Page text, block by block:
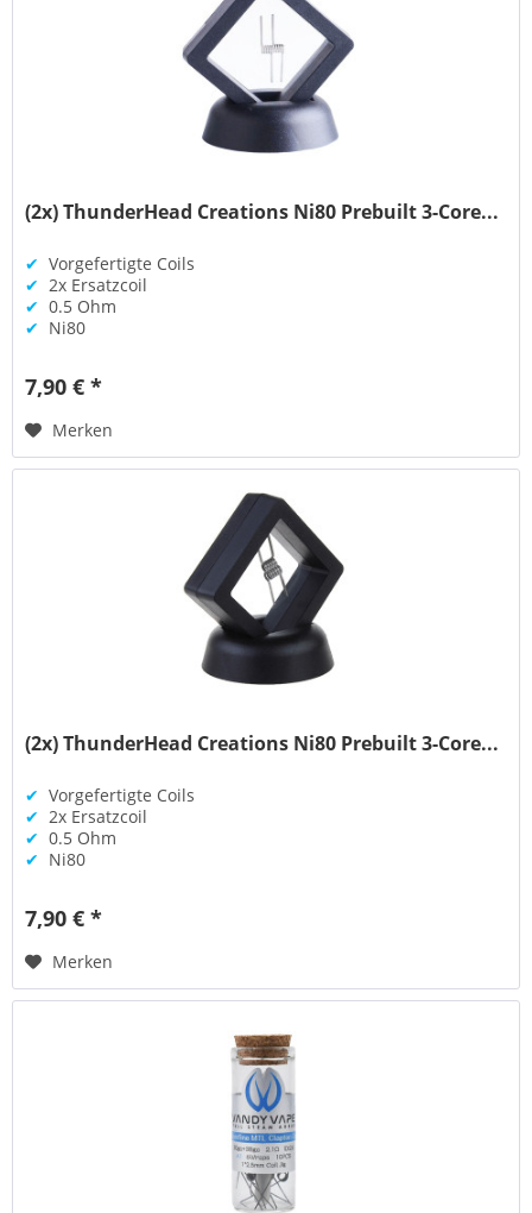
(2x) ThunderHead Creations Ni80 Prebuilt 3-Core...
✔ Vorgefertigte Coils
✔ 2x Ersatzcoil
✔ 0.5 Ohm
✔ Ni80
7,90 € *
Merken
(2x) ThunderHead Creations Ni80 Prebuilt 3-Core...
✔ Vorgefertigte Coils
✔ 2x Ersatzcoil
✔ 0.5 Ohm
✔ Ni80
7,90 € *
Merken